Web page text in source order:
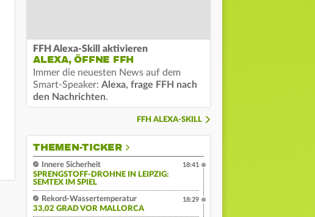
FFH Alexa-Skill aktivieren
ALEXA, ÖFFNE FFH
Immer die neuesten News auf dem
Smart-Speaker: Alexa, frage FFH nach
den Nachrichten.
FFH ALEXA-SKILL
THEMEN-TICKER
Innere Sicherheit
SPRENGSTOFF-DROHNE IN LEIPZIG:
SEMTEX IM SPIEL
18:41
Rekord-Wassertemperatur
33,02 GRAD VOR MALLORCA
18:29